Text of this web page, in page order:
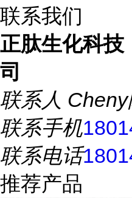
联系我们
正肽生化科技
司
联系人
联系手机
联系电话
推荐产品